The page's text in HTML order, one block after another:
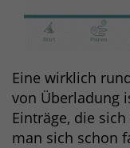
Eine wirklich
von Überladung
Einträge, die
man sich schon